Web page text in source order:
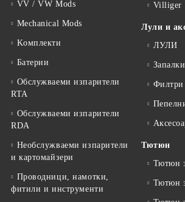
VV / VW Mods
Mechanical Mods
Kомплекти
Батерии
Обслужваеми изпарители
RTA
Обслужваеми изпарители
RDA
Необслужваеми изпарители
и картомайзери
Проводници, намотки,
фитили и инструменти
Villiger
Лули и
ЛУЛИ
Филтри
Тютюн
Тютюн
Тютюн